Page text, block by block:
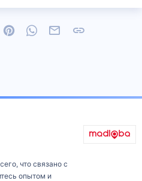
PinterestWhatsAppЭлектронная почта
что связано с
опытом и